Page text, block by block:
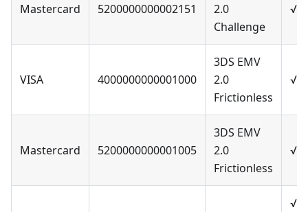
Mastercard 5200000000002151
2.0
Challenge
√
VISA 4000000000001000
3DS EMV
2.0
Frictionless
√
Mastercard 5200000000001005
3DS EMV
2.0
Frictionless
√
√